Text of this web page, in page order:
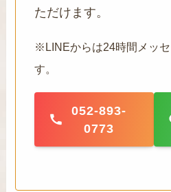
ただけます。
※LINEからは24時間メッ
す。
052-893-
0773